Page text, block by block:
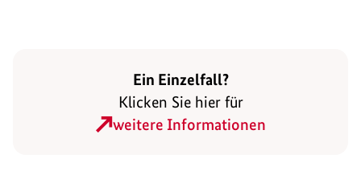
Ein Einzelfall?
Klicken Sie hier für
weitere Informationen